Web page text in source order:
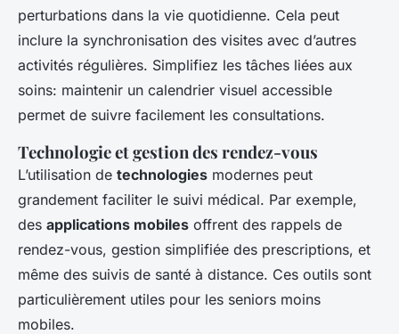
perturbations dans la vie quotidienne. Cela peut
inclure la synchronisation des visites avec d’autres
activités régulières. Simplifiez les tâches liées aux
soins: maintenir un calendrier visuel accessible
permet de suivre facilement les consultations.
Technologie et gestion des rendez-vous
L’utilisation de technologies modernes peut
grandement faciliter le suivi médical. Par exemple,
des applications mobiles offrent des rappels de
rendez-vous, gestion simplifiée des prescriptions, et
même des suivis de santé à distance. Ces outils sont
particulièrement utiles pour les seniors moins
mobiles.